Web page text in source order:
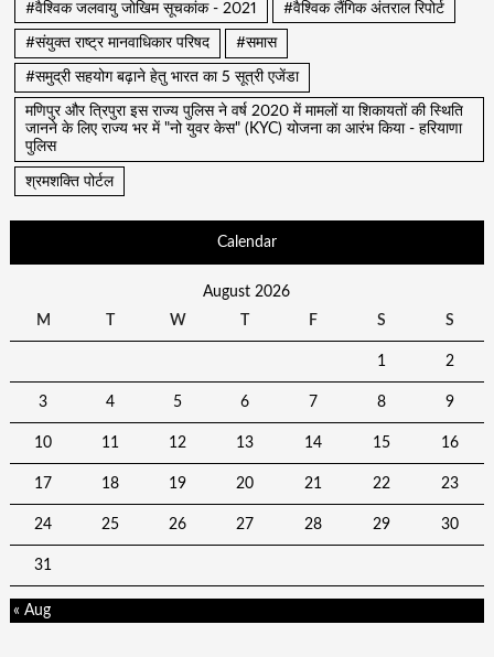
#वैश्विक जलवायु जोखिम सूचकांक - 2021 #वैश्विक लैंगिक अंतराल रिपोर्ट
#संयुक्त राष्ट्र मानवाधिकार परिषद #समास
#समुद्री सहयोग बढ़ाने हेतु भारत का 5 सूत्री एजेंडा
मणिपुर और त्रिपुरा इस राज्य पुलिस ने वर्ष 2020 में मामलों या शिकायतों की स्थिति
जानने के लिए राज्य भर में "नो युवर केस" (KYC) योजना का आरंभ किया - हरियाणा
पुलिस
श्रमशक्ति पोर्टल
Calendar
August 2026
M
W F S S
1 2
3 4 5 6 7 8 9
10 11 12 13 14 15 16
17 18 19 20 21 22 23
24 25 26 27 28 29 30
31
« Aug